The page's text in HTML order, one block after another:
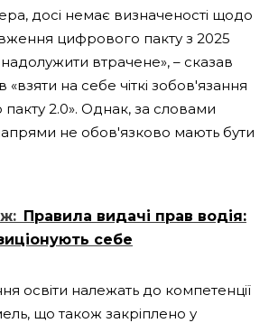
досі немає визначеності щодо
цифрового пакту з 2025
втрачене», – сказав
«взяти на себе чіткі зобов'язання
2.0». Однак, за словами
не обов'язково мають бути
Правила видачі прав водія:
себе
освіти належать до компетенції
що також закріплено у